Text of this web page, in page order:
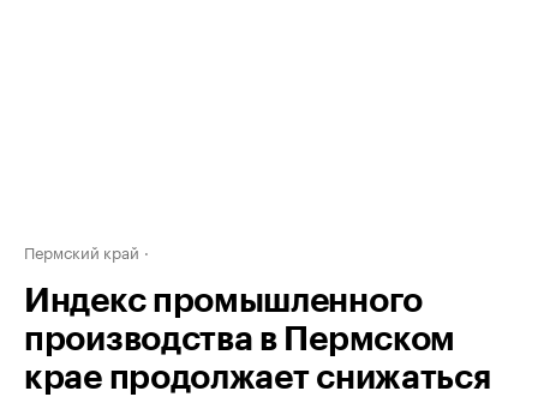
Пермский край
Индекс промышленного
производства в Пермском
крае продолжает снижаться